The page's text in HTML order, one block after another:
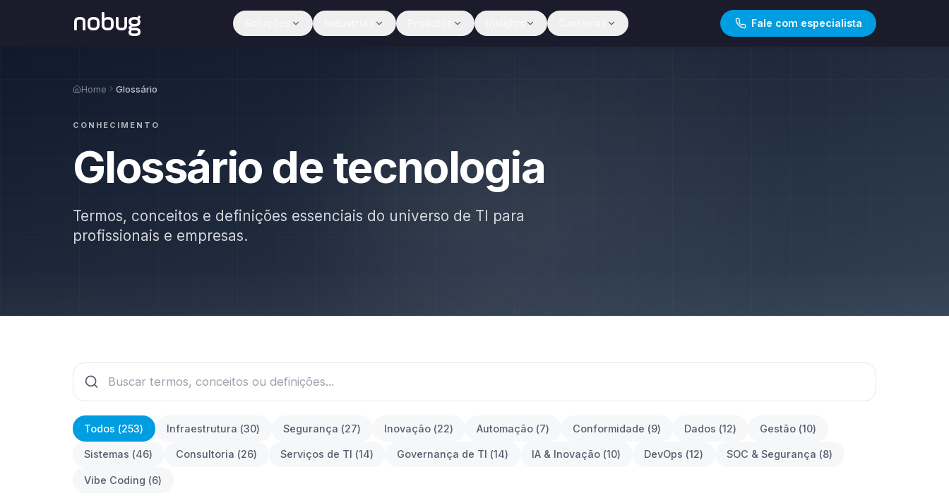
nobug Fale com especialista
Home Glossário
CONHECIMENTO
Glossário de tecnologia
Termos, conceitos e definições essenciais do universo de TI para
profissionais e empresas.
Todos (253) Infraestrutura (30) Segurança (27) Inovação (22) Automação (7) Conformidade (9) Dados (12) Gestão (10)
Sistemas (46) Consultoria (26) Serviços de TI (14) Governança de TI (14) IA & Inovação (10) DevOps (12) SOC & Segurança (8)
Vibe Coding (6)